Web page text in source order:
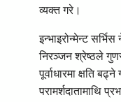
व्यक्त गरे।
इन्भाइरोन्मेन्ट
निरञ्जन श्रेष्ठले
पूर्वाधारमा क्षति
परामर्शदातामाथि